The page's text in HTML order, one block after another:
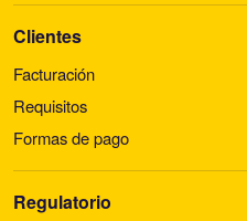
Clientes
Facturación
Requisitos
Formas de pago
Regulatorio